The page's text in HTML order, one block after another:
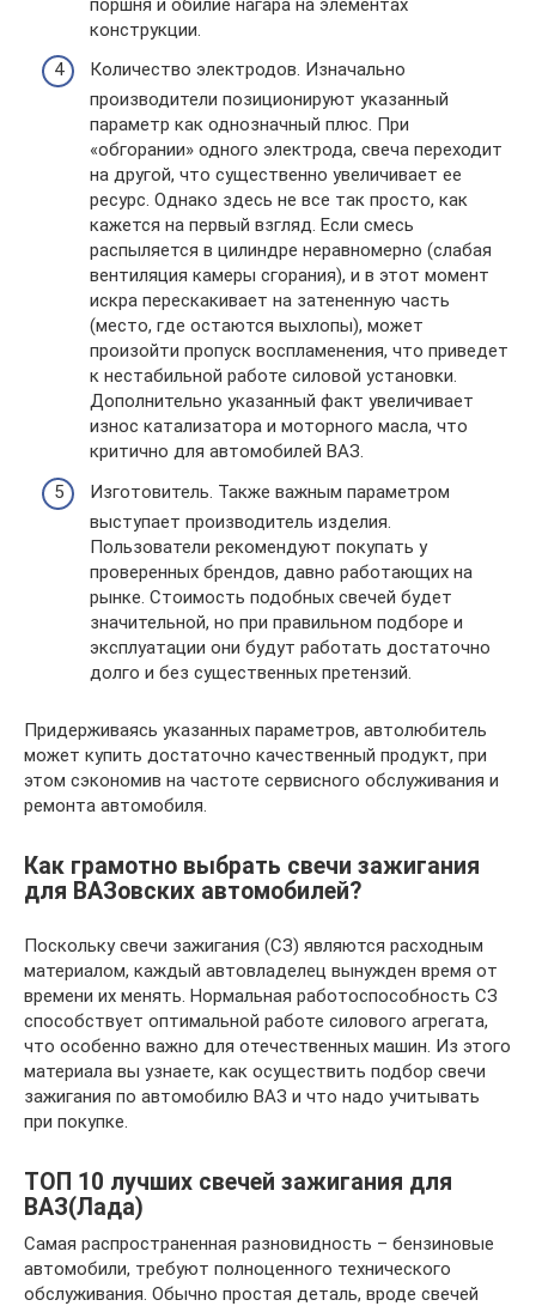
конструкции.
Количество электродов. Изначально
производители позиционируют указанный
параметр как однозначный плюс. При
«обгорании» одного электрода, свеча переходит
на другой, что существенно увеличивает ее
ресурс. Однако здесь не все так просто, как
кажется на первый взгляд. Если смесь
распыляется в цилиндре неравномерно (слабая
вентиляция камеры сгорания), и в этот момент
искра перескакивает на затененную часть
(место, где остаются выхлопы), может
произойти пропуск воспламенения, что приведет
к нестабильной работе силовой установки.
Дополнительно указанный факт увеличивает
износ катализатора и моторного масла, что
критично для автомобилей ВАЗ.
Изготовитель. Также важным параметром
выступает производитель изделия.
Пользователи рекомендуют покупать у
проверенных брендов, давно работающих на
рынке. Стоимость подобных свечей будет
значительной, но при правильном подборе и
эксплуатации они будут работать достаточно
долго и без существенных претензий.
Придерживаясь указанных параметров, автолюбитель
может купить достаточно качественный продукт, при
этом сэкономив на частоте сервисного обслуживания и
ремонта автомобиля.
Как грамотно выбрать свечи зажигания
для ВАЗовских автомобилей?
Поскольку свечи зажигания (СЗ) являются расходным
материалом, каждый автовладелец вынужден время от
времени их менять. Нормальная работоспособность СЗ
способствует оптимальной работе силового агрегата,
что особенно важно для отечественных машин. Из этого
материала вы узнаете, как осуществить подбор свечи
зажигания по автомобилю ВАЗ и что надо учитывать
при покупке.
ТОП 10 лучших свечей зажигания для
ВАЗ(Лада)
Самая распространенная разновидность – бензиновые
автомобили, требуют полноценного технического
обслуживания. Обычно простая деталь, вроде свечей